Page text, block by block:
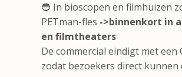
🔵 In bioscopen en filmhuizen
PETman-fles ->binnenkort in
en filmtheaters
De commercial eindigt met een
zodat bezoekers direct kunnen